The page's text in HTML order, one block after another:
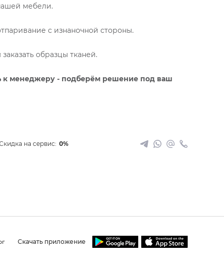
мебели.
с изнаночной стороны.
образцы тканей.
к менеджеру - подберём решение под ваш
на сервис: 0%
Скачать приложение